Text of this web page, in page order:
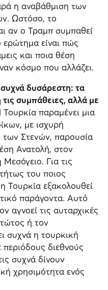
η αναβάθμιση των
Ωστόσο, το
αν ο Τραμπ συμπαθεί
είναι πώς
και ποια θέση
κόσμο που αλλάζει.
δυσάρεστη: τα
συμπάθειες, αλλά με
Τουρκία παραμένει μια
με ισχυρή
των Στενών, παρουσία
Ανατολή, στον
Για τις
του ποιος
Τουρκία εξακολουθεί
παράγοντα. Αυτό
αγνοεί τις αυταρχικές
ή τον
συχνά η τουρκική
περιόδους διεθνούς
συχνά δίνουν
χρησιμότητα ενός